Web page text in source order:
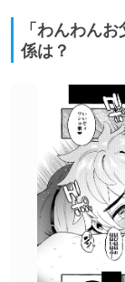
「わんわん
係は？